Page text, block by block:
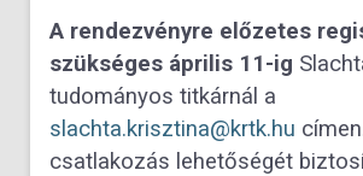
A rendezvényre előzetes
szükséges április 11-ig
tudományos titkárnál a
slachta.krisztina@krtk.hu
csatlakozás lehetőségét